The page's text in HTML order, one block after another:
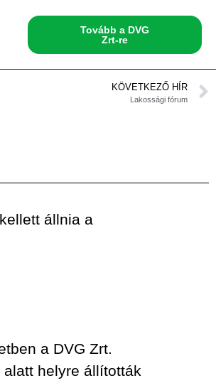
Tovább a DVG
Zrt-re
KÖVETKEZŐ HÍR
Lakossági fórum
állnia a
a DVG Zrt.
helyre állították